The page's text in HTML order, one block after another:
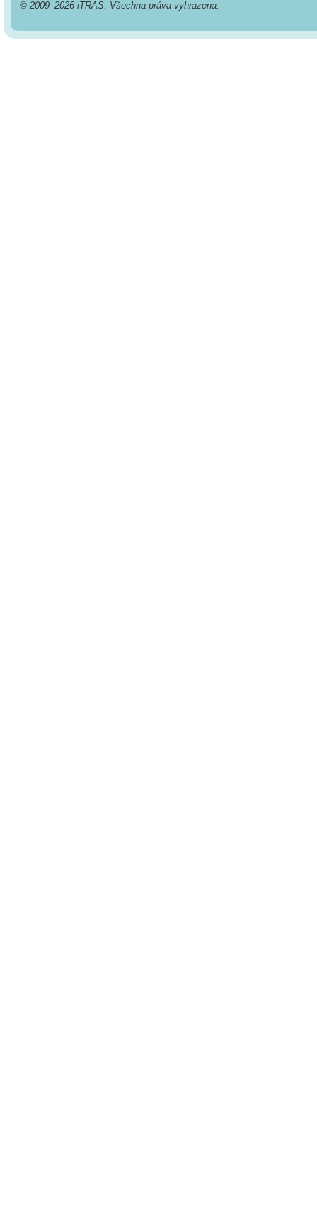
© 2009–2026 iTRAS. Všechna práva vyhrazena.